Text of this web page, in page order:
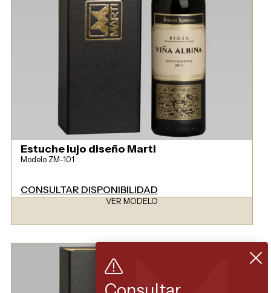
Estuche lujo diseño Marti
Modelo ZM-101
CONSULTAR DISPONIBILIDAD
VER MODELO